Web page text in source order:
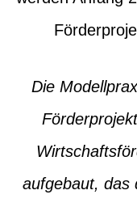
Die
aufgebaut, das